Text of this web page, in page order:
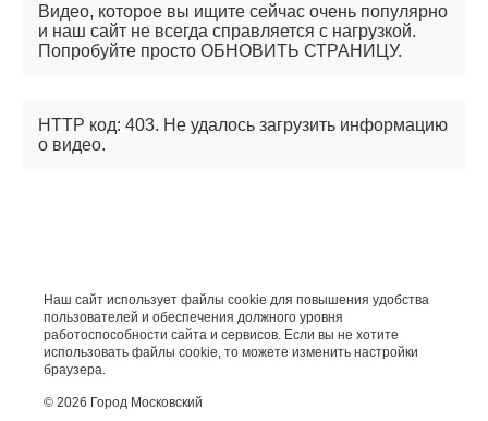
Видео, которое вы ищите сейчас очень популярно
и наш сайт не всегда справляется с нагрузкой.
Попробуйте просто ОБНОВИТЬ СТРАНИЦУ.
HTTP код: 403. Не удалось загрузить информацию
о видео.
Наш сайт использует файлы cookie для повышения удобства
пользователей и обеспечения должного уровня
работоспособности сайта и сервисов. Если вы не хотите
использовать файлы cookie, то можете изменить настройки
браузера.
© 2026 Город Московский